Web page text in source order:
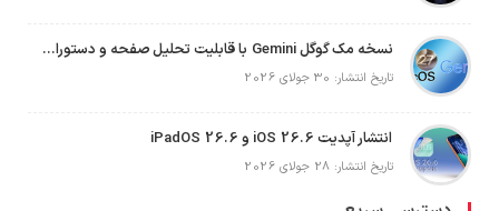
نسخه مک گوگل Gemini با قابلیت تحلیل صفحه و دستورات صوتی در به‌روزرسانی جدید
تاریخ انتشار: 30 جولای 2026
انتشار آپدیت iOS 26.6 و iPadOS 26.6
تاریخ انتشار: 28 جولای 2026